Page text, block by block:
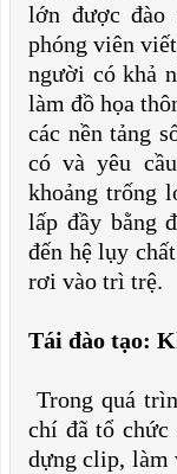
lớn được đào
phóng viên
người có khả
làm đồ họa
các nền tảng
có và yêu
khoảng trống
lấp đầy bằng
đến hệ lụy
rơi vào trì trệ.
Tái đào tạo:
Trong quá
chí đã tổ chức
dựng clip, làm